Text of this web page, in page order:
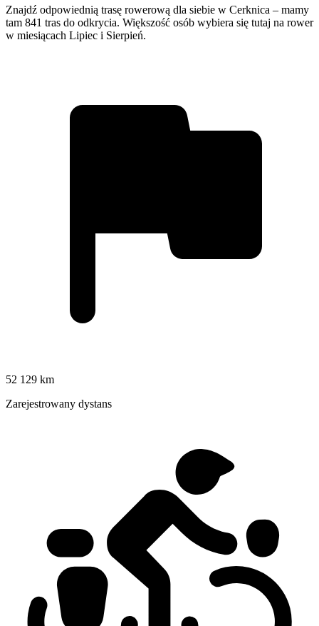
Znajdź odpowiednią trasę rowerową dla siebie w Cerknica – mamy
tam 841 tras do odkrycia. Większość osób wybiera się tutaj na rower
w miesiącach Lipiec i Sierpień.
52 129 km
Zarejestrowany dystans